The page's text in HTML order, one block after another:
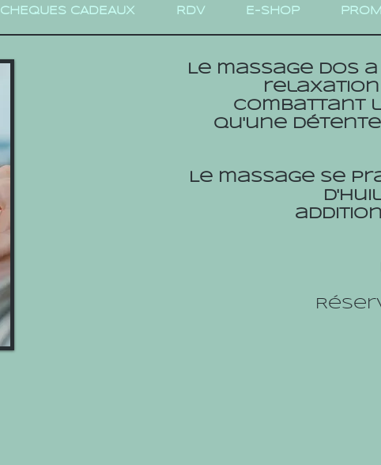
CHEQUES CADEAUX RDV E-SHOP
Le massage dos
relaxation
combattant
qu'une
Le massage se